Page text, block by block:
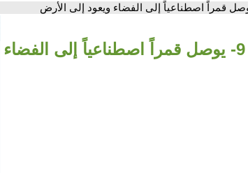
- شاهد: صاروخ -فالكون 9- يوصل قمراً اصطناعياً إلى الفضاء